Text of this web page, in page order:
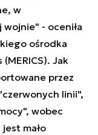
w
- oceniła
ośrodka
Jak
przez
linii",
wobec
mało